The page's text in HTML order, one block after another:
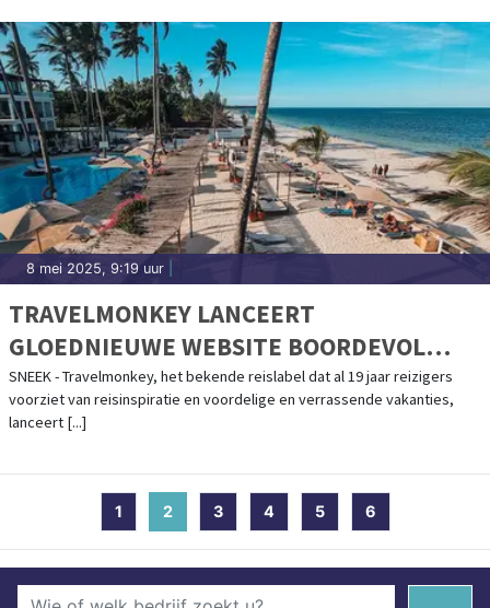
8 mei 2025, 9:19 uur
TRAVELMONKEY LANCEERT
GLOEDNIEUWE WEBSITE BOORDEVOL
VAKANTIEDEALS
SNEEK - Travelmonkey, het bekende reislabel dat al 19 jaar reizigers
voorziet van reisinspiratie en voordelige en verrassende vakanties,
lanceert [...]
1 2(current)
3 4 5 6